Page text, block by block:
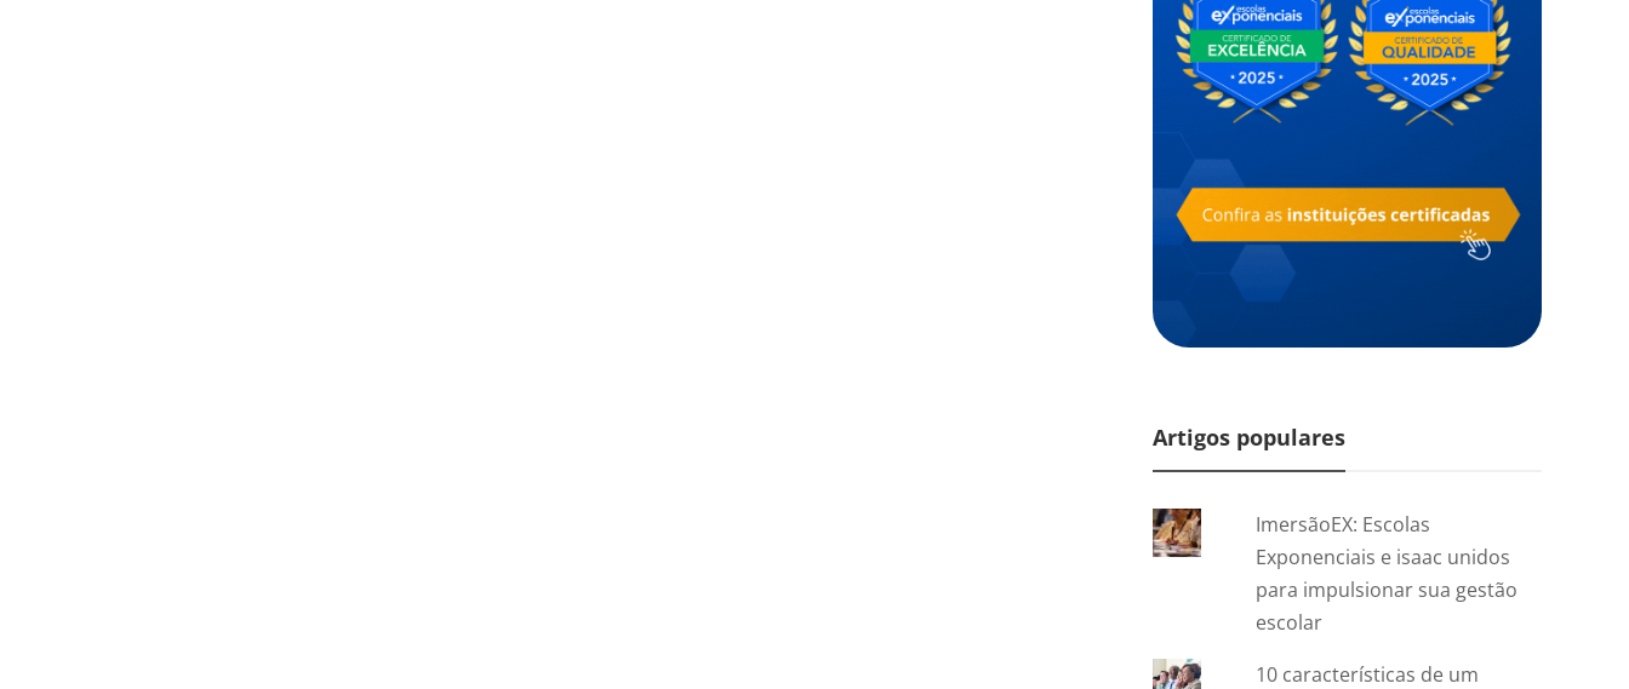
Artigos populares
ImersãoEX: Escolas
Exponenciais e isaac unidos
para impulsionar sua gestão
escolar
10 características de um